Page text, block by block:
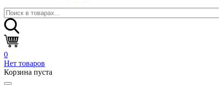
0
Нет товаров
Корзина пуста